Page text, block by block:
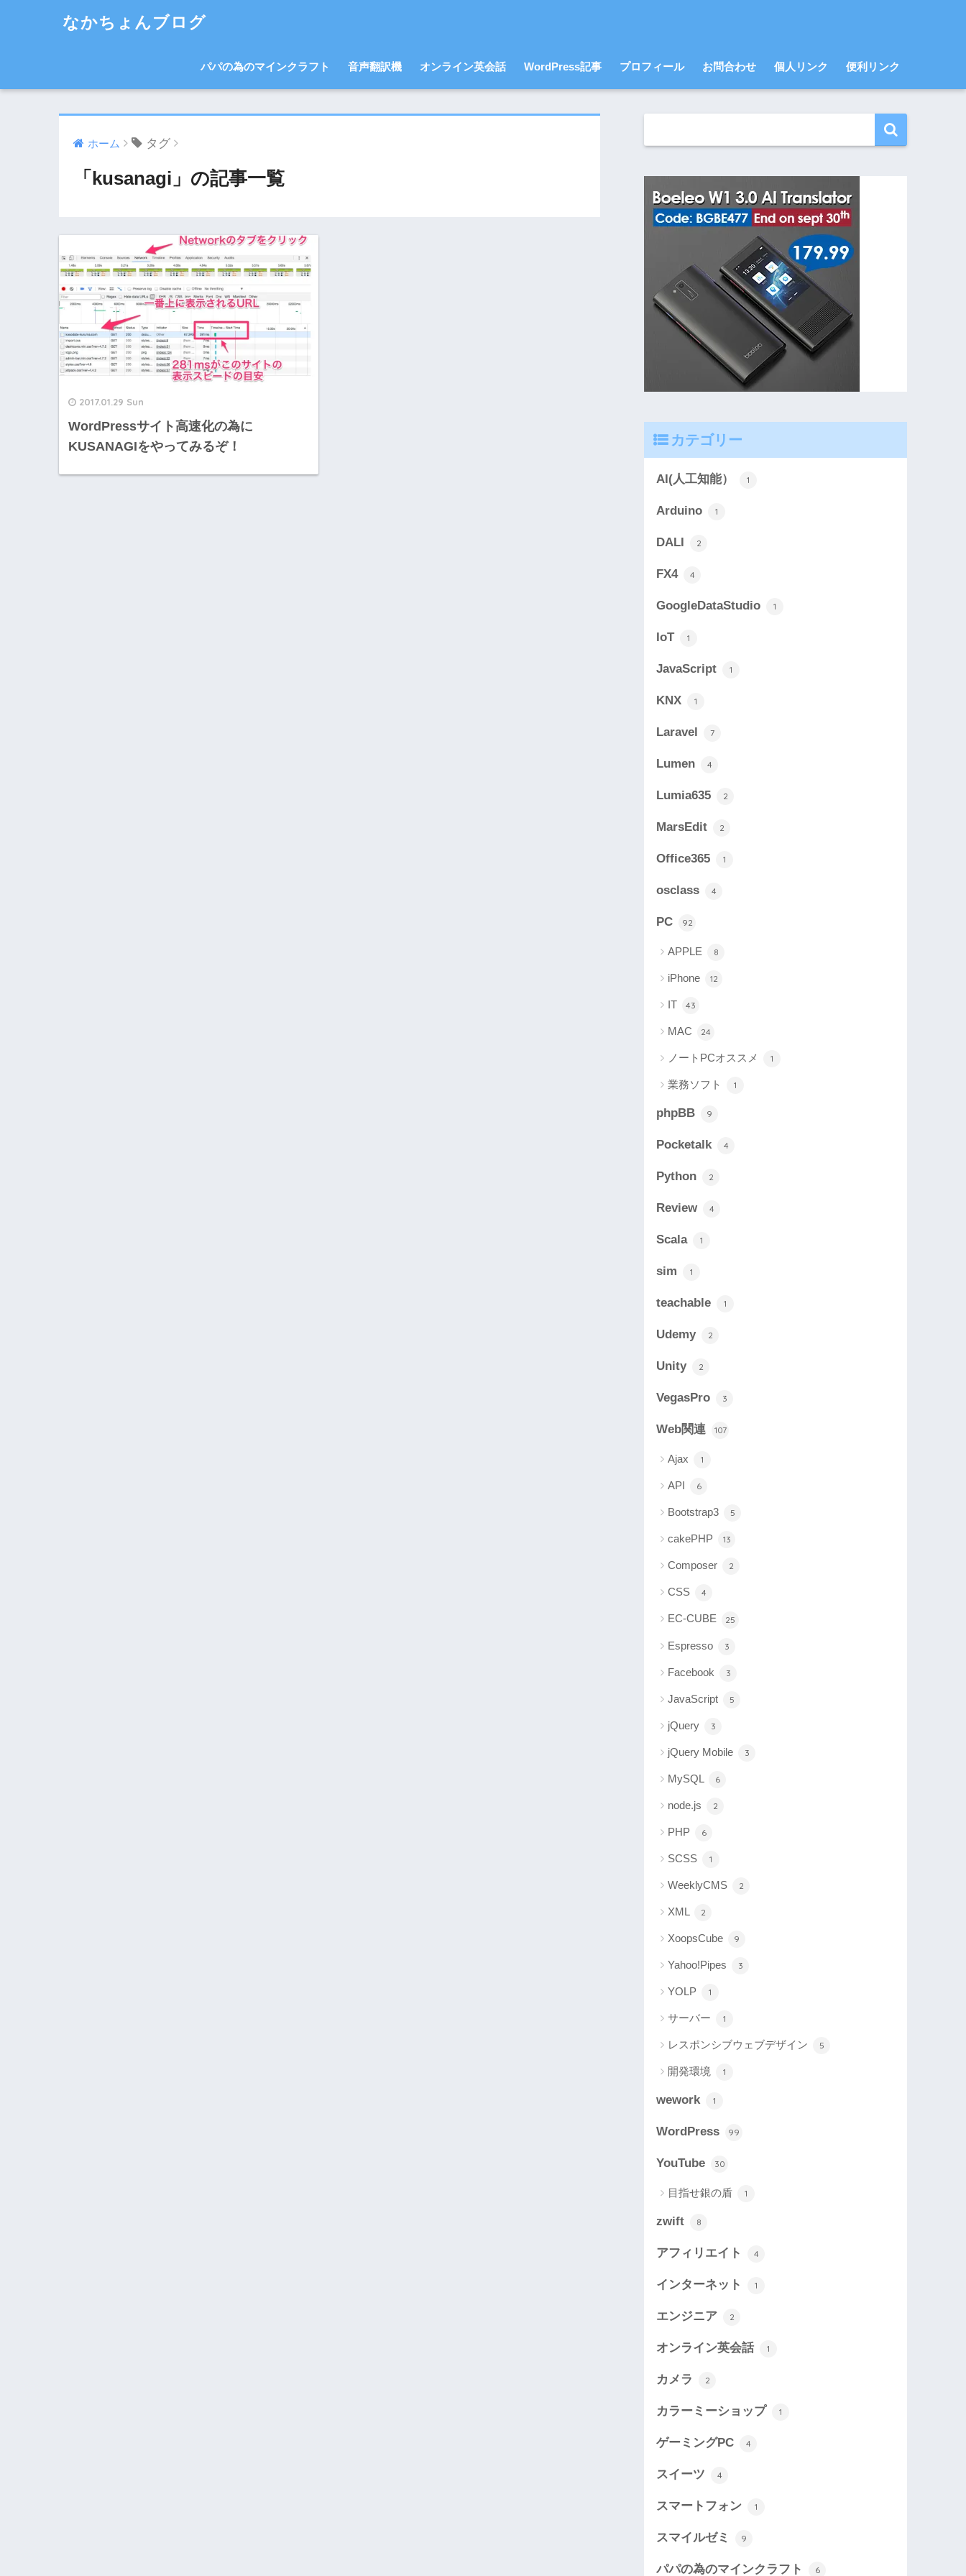
なかちょんブログ
パパの為のマインクラフト 音声翻訳機 オンライン英会話 WordPress記事 プロフィール お問合わせ 個人リンク 便利リンク
ホーム タグ
「kusanagi」の記事一覧
2017.01.29 Sun
WordPressサイト高速化の為に
KUSANAGIをやってみるぞ！
カテゴリー
AI(人工知能） 1
Arduino 1
DALI 2
FX4 4
GoogleDataStudio 1
IoT 1
JavaScript 1
KNX 1
Laravel 7
Lumen 4
Lumia635 2
MarsEdit 2
Office365 1
osclass 4
PC 92
APPLE 8
iPhone 12
IT 43
MAC 24
ノートPCオススメ 1
業務ソフト 1
phpBB 9
Pocketalk 4
Python 2
Review 4
Scala 1
sim 1
teachable 1
Udemy 2
Unity 2
VegasPro 3
Web関連 107
Ajax 1
API 6
Bootstrap3 5
cakePHP 13
Composer 2
CSS 4
EC-CUBE 25
Espresso 3
Facebook 3
JavaScript 5
jQuery 3
jQuery Mobile 3
MySQL 6
node.js 2
PHP 6
SCSS 1
WeeklyCMS 2
XML 2
XoopsCube 9
Yahoo!Pipes 3
YOLP 1
サーバー 1
レスポンシブウェブデザイン 5
開発環境 1
wework 1
WordPress 99
YouTube 30
目指せ銀の盾 1
zwift 8
アフィリエイト 4
インターネット 1
エンジニア 2
オンライン英会話 1
カメラ 2
カラーミーショップ 1
ゲーミングPC 4
スイーツ 4
スマートフォン 1
スマイルゼミ 9
パパの為のマインクラフト 6